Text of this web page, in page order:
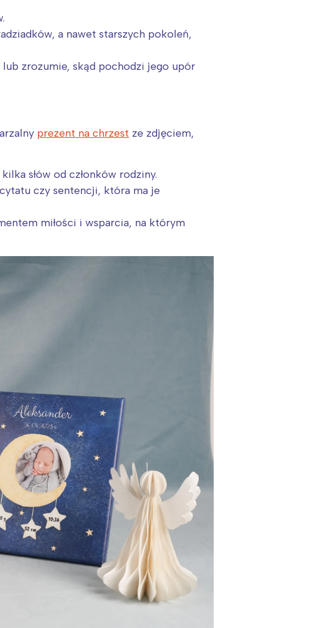
a nawet starszych pokoleń,
zrozumie, skąd pochodzi jego upór
prezent na chrzest ze zdjęciem,
słów od członków rodziny.
czy sentencji, która ma je
miłości i wsparcia, na którym